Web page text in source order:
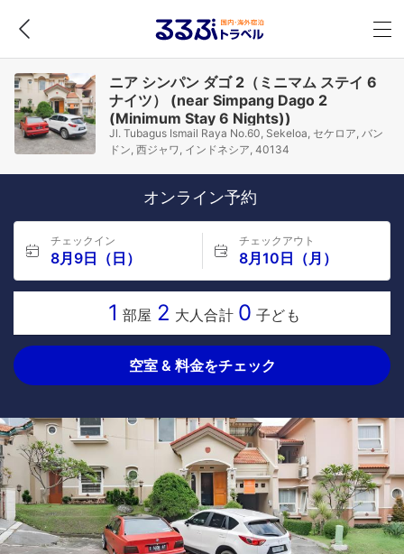
ニア シンパン ダゴ 2（ミニマム ステイ 6
ナイツ） (near Simpang Dago 2
(Minimum Stay 6 Nights))
Jl. Tubagus Ismail Raya No.60, Sekeloa, セケロア, バン
ドン, 西ジャワ, インドネシア, 40134
オンライン予約
チェックイン
8月9日（日）
チェックアウト
8月10日（月）
1 部屋 2 大人合計 0 子ども
空室 & 料金をチェック